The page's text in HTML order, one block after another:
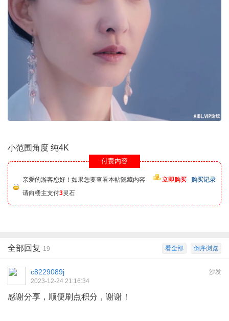
小范围角度 纯4K
付费内容
亲爱的游客您好！如果您要查看本帖隐藏内容
请向楼主支付3灵石
立即购买 购买记录
倒序浏览
看全部
全部回复 19
沙发
c8229089j
2023-12-24 21:16:34
感谢分享，顺便刷点积分，谢谢！